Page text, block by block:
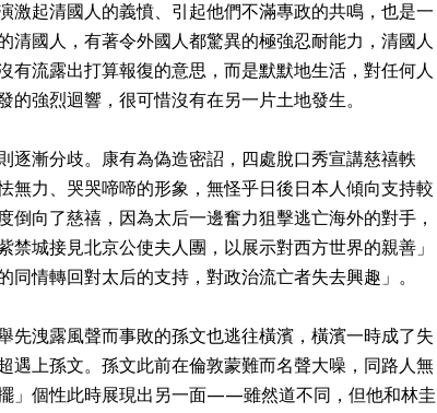
激起清國人的義憤、引起他們不滿專政的共鳴，也是一
清國人，有著令外國人都驚異的極強忍耐能力，清國人
有流露出打算報復的意思，而是默默地生活，對任何人
強烈迴響，很可惜沒有在另一片土地發生。
逐漸分歧。康有為偽造密詔，四處脫口秀宣講慈禧軼
無力、哭哭啼啼的形象，無怪乎日後日本人傾向支持較
倒向了慈禧，因為太后一邊奮力狙擊逃亡海外的對手，
城接見北京公使夫人團，以展示對西方世界的親善」
情轉回對太后的支持，對政治流亡者失去興趣」。
先洩露風聲而事敗的孫文也逃往橫濱，橫濱一時成了失
遇上孫文。孫文此前在倫敦蒙難而名聲大噪，同路人無
」個性此時展現出另一面——雖然道不同，但他和林圭